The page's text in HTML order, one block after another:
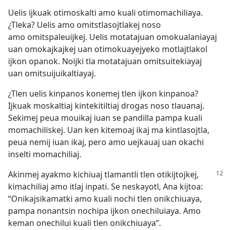
Uelis ijkuak otimoskalti amo kuali otimomachiliaya.
¿Tleka? Uelis amo omitstlasojtlakej noso
amo omitspaleuijkej. Uelis motatajuan omokualaniayaj
uan omokajkajkej uan otimokuayejyeko motlajtlakol
ijkon opanok. Noijki tla motatajuan omitsuitekiayaj
uan omitsuijuikaltiayaj.
¿Tlen uelis kinpanos konemej tlen ijkon kinpanoa?
Ijkuak moskaltiaj kintekitiltiaj drogas noso tlauanaj.
Sekimej peua mouikaj iuan se pandilla pampa kuali
momachiliskej. Uan ken kitemoaj ikaj ma kintlasojtla,
peua nemij iuan ikaj, pero amo uejkauaj uan okachi
inselti momachiliaj.
Akinmej ayakmo kichiuaj tlamantli tlen otikijtojkej,
kimachiliaj amo itlaj inpati. Se neskayotl, Ana kijtoa:
“Onikajsikamatki amo kuali nochi tlen onikchiuaya,
pampa nonantsin nochipa ijkon onechiluiaya. Amo
keman onechilui kuali tlen onikchiuaya”.